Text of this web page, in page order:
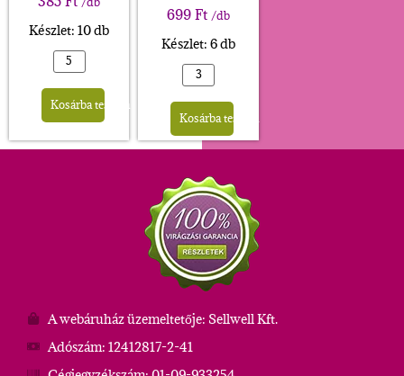
Készlet: 10 db
Kosárba teszem
Alternative:
699Ft /db
Készlet: 6 db
Kosárba teszem
A webáruház üzemeltetője: Sellwell Kft.
Adószám: 12412817-2-41